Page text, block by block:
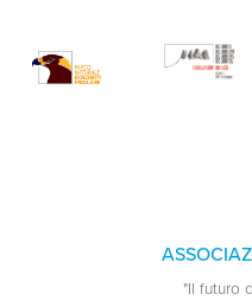
"Il futuro